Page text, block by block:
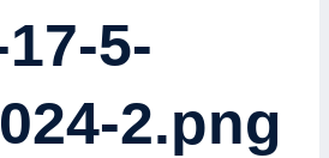
5-
2.png